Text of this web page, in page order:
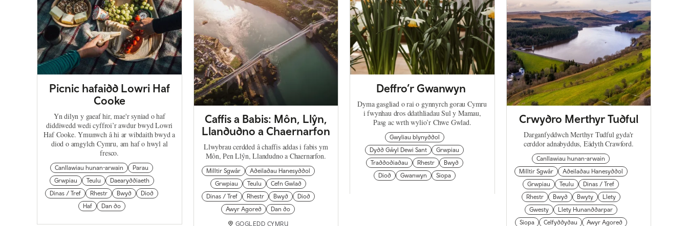
Picnic hafaidd Lowri Haf
Cooke
Yn dilyn y gaeaf hir, mae'r syniad o haf
diddiwedd wedi cyffroi’r awdur bwyd Lowri
Haf Cooke. Ymunwch â hi ar wibdaith bwyd a
diod o amgylch Cymru, am haf o hwyl al
fresco.
Canllawiau hunan-arwain
Parau
Grwpiau
Teulu
Daearyddiaeth
Dinas / Tref
Rhestr Bwyd
Diod
Haf
Dan do
Caffis a Babis: Môn, Llŷn,
Llandudno a Chaernarfon
Llwybrau cerdded â chaffis addas i fabis ym
Môn, Pen Llŷn, Llandudno a Chaernarfon.
Milltir Sgwâr
Adeiladau Hanesyddol
Grwpiau
Teulu
Cefn Gwlad
Dinas / Tref
Rhestr Bwyd
Diod
Awyr Agored
Dan do
GOGLEDD CYMRU
Deffro’r Gwanwyn
Dyma gasgliad o rai o gynnyrch gorau Cymru
i fwynhau dros ddathliadau Sul y Mamau,
Pasg ac wrth wylio’r Chwe Gwlad.
Gwyliau blynyddol
Dydd Gŵyl Dewi Sant
Grwpiau
Traddodiadau
Rhestr
Bwyd
Diod
Gwanwyn Siopa
Crwydro Merthyr Tudful
Darganfyddwch Merthyr Tudful gyda'r
cerddor adnabyddus, Eädyth Crawford.
Canllawiau hunan-arwain
Milltir Sgwâr
Adeiladau Hanesyddol
Grwpiau
Teulu
Dinas / Tref
Rhestr
Bwyd Bwyty
Llety
Gwesty
Llety Hunanddarpar
Siopa
Celfyddydau
Awyr Agored